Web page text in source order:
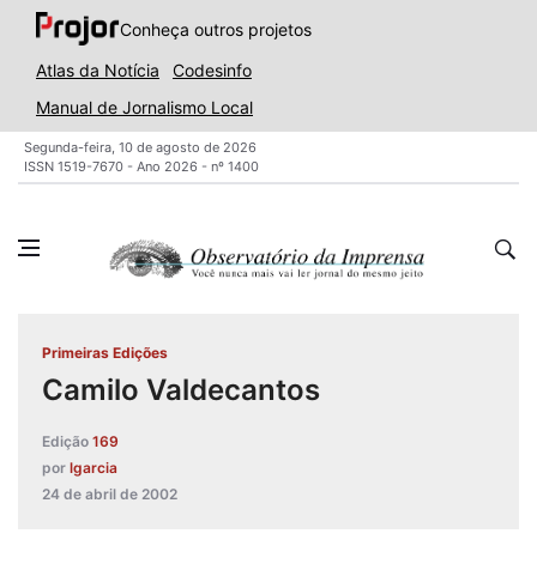
Conheça outros projetos
Atlas da Notícia
Codesinfo
Manual de Jornalismo Local
Segunda-feira, 10 de agosto de 2026
ISSN 1519-7670 - Ano 2026 - nº 1400
Primeiras Edições
Camilo Valdecantos
Edição 169
por lgarcia
24 de abril de 2002